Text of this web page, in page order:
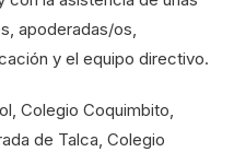
apoderadas/os,
y el equipo directivo.
Colegio Coquimbito,
de Talca, Colegio